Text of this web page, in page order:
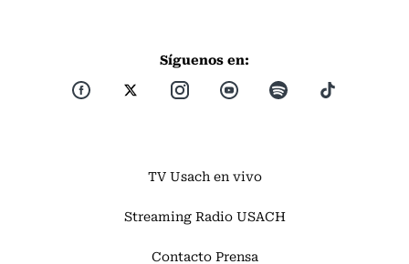
Síguenos en:
TV Usach en vivo
Streaming Radio USACH
Contacto Prensa